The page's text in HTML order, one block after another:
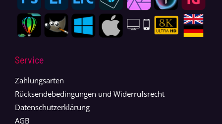
Service
Zahlungsarten
Rücksendebedingungen und Widerrufsrecht
Datenschutzerklärung
AGB